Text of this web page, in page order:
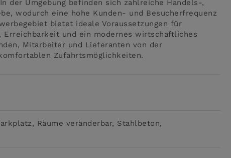
der Umgebung befinden sich zahlreiche Handels-,
wodurch eine hohe Kunden- und Besucherfrequenz
bietet ideale Voraussetzungen für
und ein modernes wirtschaftliches
Mitarbeiter und Lieferanten von der
Zufahrtsmöglichkeiten.
Räume veränderbar
Stahlbeton